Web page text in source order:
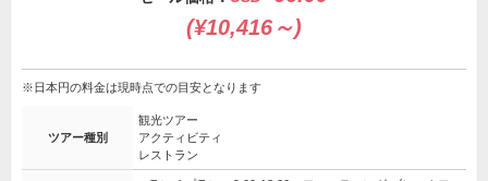
(¥10,416～)
※日本円の料金は現時点での目安となります
ツアー種別
観光ツアー
アクティビティ
レストラン